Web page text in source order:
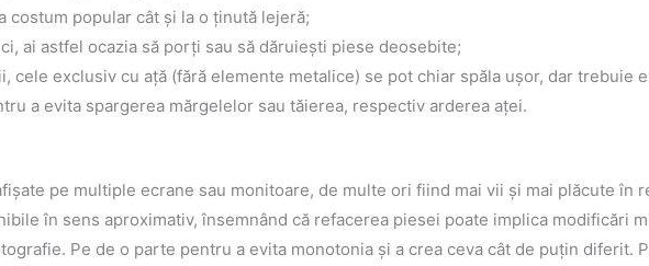
costum popular cât şi la o ţinută lejeră;
ai astfel ocazia să porţi sau să dăruieşti piese deosebite;
cele exclusiv cu aţă (fără elemente metalice) se pot chiar spăla uşor, dar trebuie
a evita spargerea mărgelelor sau tăierea, respectiv arderea aţei.
pe multiple ecrane sau monitoare, de multe ori fiind mai vii şi mai plăcute în
în sens aproximativ, însemnând că refacerea piesei poate implica modificări
Pe de o parte pentru a evita monotonia şi a crea ceva cât de puţin diferit.